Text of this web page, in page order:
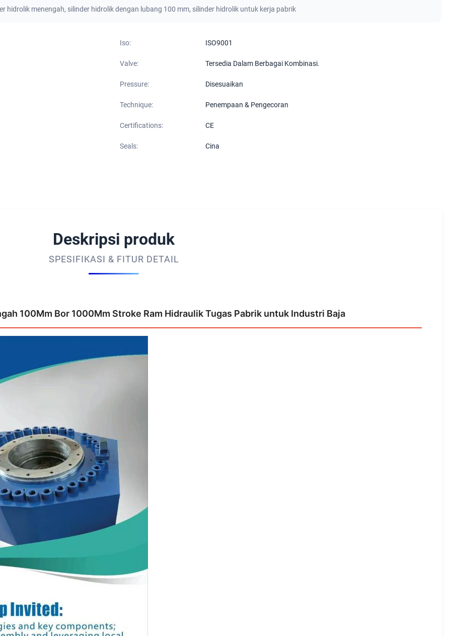
hidrolik menengah, silinder hidrolik dengan lubang 100 mm, silinder hidrolik untuk kerja pabrik
Iso: ISO9001
Valve: Tersedia Dalam Berbagai Kombinasi.
Pressure: Disesuaikan
Technique: Penempaan & Pengecoran
Certifications: CE
Seals: Cina
Deskripsi produk
SPESIFIKASI & FITUR DETAIL
100Mm Bor 1000Mm Stroke Ram Hidraulik Tugas Pabrik untuk Industri Baja